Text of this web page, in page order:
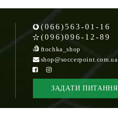
(066)563-01-16
(096)096-12-89
ftochka_shop
shop@soccerpoint.com.ua
ЗАДАТИ ПИТАННЯ